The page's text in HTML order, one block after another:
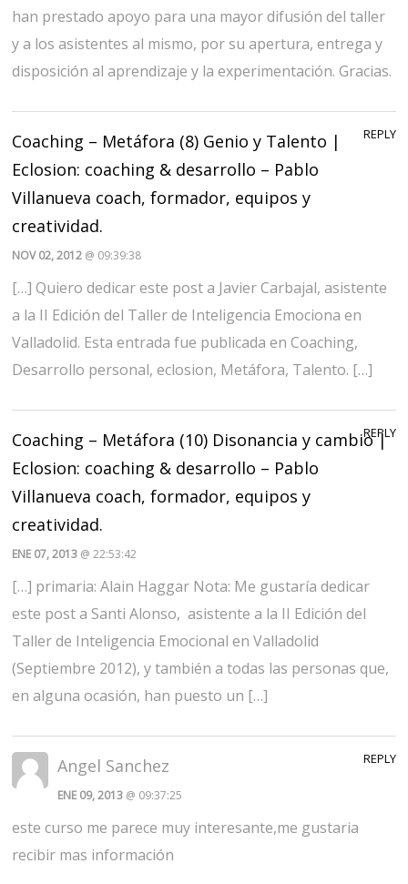
han prestado apoyo para una mayor difusión del taller
y a los asistentes al mismo, por su apertura, entrega y
disposición al aprendizaje y la experimentación. Gracias.
Coaching – Metáfora (8) Genio y Talento |
Eclosion: coaching & desarrollo – Pablo
Villanueva coach, formador, equipos y
creatividad.
NOV 02, 2012 @ 09:39:38
[…] Quiero dedicar este post a Javier Carbajal, asistente
a la II Edición del Taller de Inteligencia Emociona en
Valladolid. Esta entrada fue publicada en Coaching,
Desarrollo personal, eclosion, Metáfora, Talento. […]
REPLY
Coaching – Metáfora (10) Disonancia y cambio |
Eclosion: coaching & desarrollo – Pablo
Villanueva coach, formador, equipos y
creatividad.
ENE 07, 2013 @ 22:53:42
[…] primaria: Alain Haggar Nota: Me gustaría dedicar
este post a Santi Alonso, asistente a la II Edición del
Taller de Inteligencia Emocional en Valladolid
(Septiembre 2012), y también a todas las personas que,
en alguna ocasión, han puesto un […]
REPLY
Angel Sanchez
ENE 09, 2013 @ 09:37:25
este curso me parece muy interesante,me gustaria
recibir mas información
REPLY